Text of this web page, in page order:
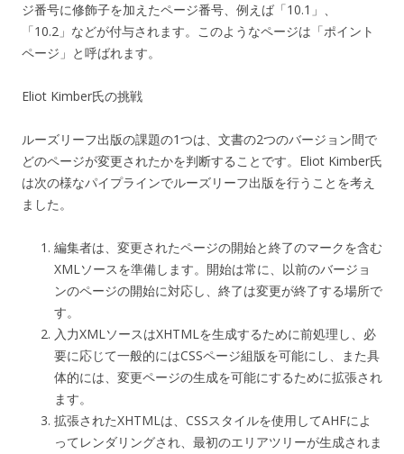
ジ番号に修飾子を加えたページ番号、例えば「10.1」、
「10.2」などが付与されます。このようなページは「ポイント
ページ」と呼ばれます。
Eliot Kimber氏の挑戦
ルーズリーフ出版の課題の1つは、文書の2つのバージョン間で
どのページが変更されたかを判断することです。Eliot Kimber氏
は次の様なパイプラインでルーズリーフ出版を行うことを考え
ました。
編集者は、変更されたページの開始と終了のマークを含む
XMLソースを準備します。開始は常に、以前のバージョ
ンのページの開始に対応し、終了は変更が終了する場所で
す。
入力XMLソースはXHTMLを生成するために前処理し、必
要に応じて一般的にはCSSページ組版を可能にし、また具
体的には、変更ページの生成を可能にするために拡張され
ます。
拡張されたXHTMLは、CSSスタイルを使用してAHFによ
ってレンダリングされ、最初のエリアツリーが生成されま